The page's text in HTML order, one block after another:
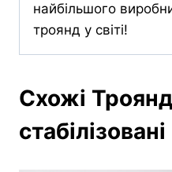
найбільшого
троянд у світі!
Схожі
стабілізовані